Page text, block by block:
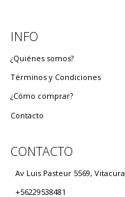
INFO
¿Quiénes somos?
Términos y Condiciones
¿Cómo comprar?
Contacto
CONTACTO
Av Luis Pasteur 5569, Vitacura
+56229538481